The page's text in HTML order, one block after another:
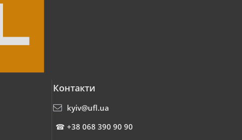
Контакти
kyiv@ufl.ua
☎ +38 068 390 90 90